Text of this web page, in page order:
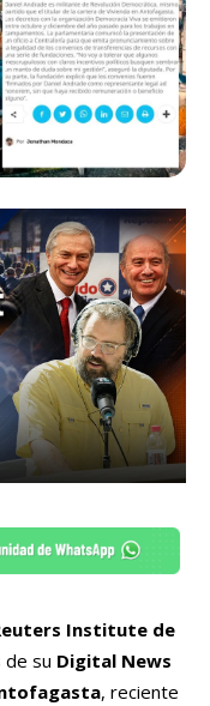
Institute de
de su Digital News
, reciente